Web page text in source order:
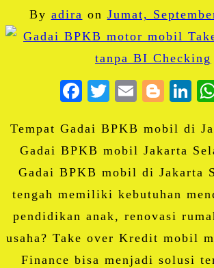
By adira on Jumat,
Facebook
Twitter
Email
Tempat Gadai BPKB mobil di
Gadai BPKB mobil Jakarta
Gadai BPKB mobil di Jakarta
tengah memiliki kebutuhan
pendidikan anak, renovasi
usaha? Take over Kredit mobil
Finance bisa menjadi solusi